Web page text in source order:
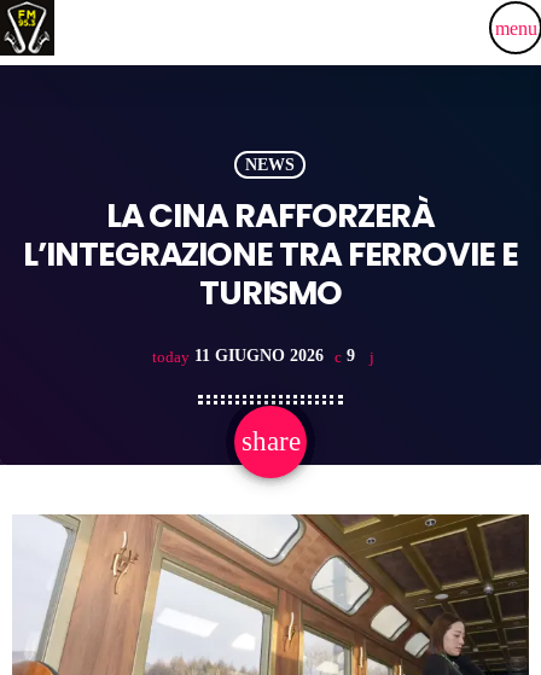
menu
NEWS
LA CINA RAFFORZERÀ
L’INTEGRAZIONE TRA FERROVIE E
TURISMO
today 11 GIUGNO 2026 9
share
email